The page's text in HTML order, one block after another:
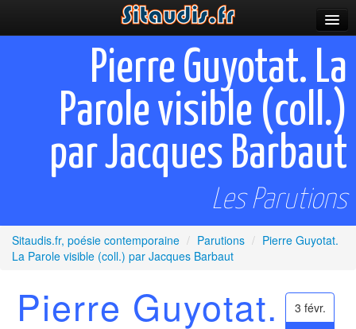
Poèmes et fictions
Apparitions
Auteurs & poètes
Prescriptions
Pierre Guyotat. La
Parole visible (coll.)
par Jacques Barbaut
Les Parutions
Sitaudis.fr, poésie contemporaine / Parutions / Pierre Guyotat.
La Parole visible (coll.) par Jacques Barbaut
3 févr.
Pierre Guyotat.